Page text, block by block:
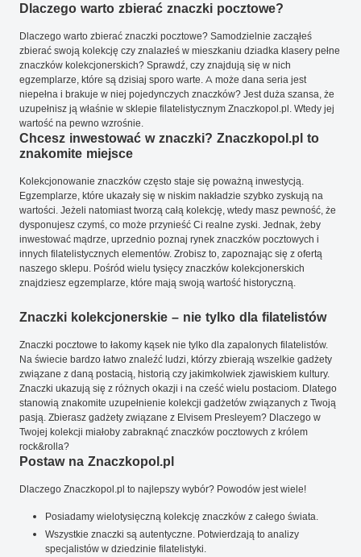
Dlaczego warto zbierać znaczki pocztowe?
Dlaczego warto zbierać znaczki pocztowe? Samodzielnie zacząłeś
zbierać swoją kolekcję czy znalazłeś w mieszkaniu dziadka klasery pełne
znaczków kolekcjonerskich? Sprawdź, czy znajdują się w nich
egzemplarze, które są dzisiaj sporo warte. A może dana seria jest
niepełna i brakuje w niej pojedynczych znaczków? Jest duża szansa, że
uzupełnisz ją właśnie w sklepie filatelistycznym Znaczkopol.pl. Wtedy jej
wartość na pewno wzrośnie.
Chcesz inwestować w znaczki? Znaczkopol.pl to
znakomite miejsce
Kolekcjonowanie znaczków często staje się poważną inwestycją.
Egzemplarze, które ukazały się w niskim nakładzie szybko zyskują na
wartości. Jeżeli natomiast tworzą całą kolekcję, wtedy masz pewność, że
dysponujesz czymś, co może przynieść Ci realne zyski. Jednak, żeby
inwestować mądrze, uprzednio poznaj rynek znaczków pocztowych i
innych filatelistycznych elementów. Zrobisz to, zapoznając się z ofertą
naszego sklepu. Pośród wielu tysięcy znaczków kolekcjonerskich
znajdziesz egzemplarze, które mają swoją wartość historyczną.
Znaczki kolekcjonerskie – nie tylko dla filatelistów
Znaczki pocztowe to łakomy kąsek nie tylko dla zapalonych filatelistów.
Na świecie bardzo łatwo znaleźć ludzi, którzy zbierają wszelkie gadżety
związane z daną postacią, historią czy jakimkolwiek zjawiskiem kultury.
Znaczki ukazują się z różnych okazji i na cześć wielu postaciom. Dlatego
stanowią znakomite uzupełnienie kolekcji gadżetów związanych z Twoją
pasją. Zbierasz gadżety związane z Elvisem Presleyem? Dlaczego w
Twojej kolekcji miałoby zabraknąć znaczków pocztowych z królem
rock&rolla?
Postaw na Znaczkopol.pl
Dlaczego Znaczkopol.pl to najlepszy wybór? Powodów jest wiele!
Posiadamy wielotysięczną kolekcję znaczków z całego świata.
Wszystkie znaczki są autentyczne. Potwierdzają to analizy
specjalistów w dziedzinie filatelistyki.